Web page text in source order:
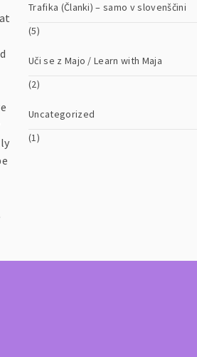
Trafika (Članki) – samo v slovenščini
(5)
Uči se z Majo / Learn with Maja
(2)
Uncategorized
(1)